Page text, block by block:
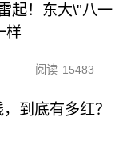
起！东大\"八一
样
阅读 15483
到底有多红？